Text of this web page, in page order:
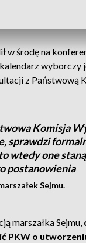
w środę na
wyborczy
z Państwową
Komisja
sprawdzi
wtedy one
postanowienia
Sejmu.
marszałka Sejmu,
PKW o